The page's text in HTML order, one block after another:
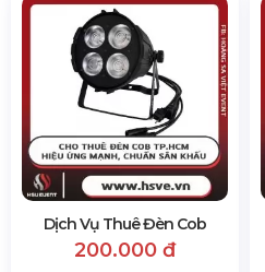
Dịch Vụ Thuê Đèn Cob
200.000 đ